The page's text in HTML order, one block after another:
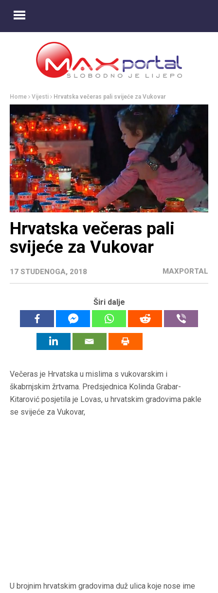
Home Vijesti Hrvatska večeras pali svijeće za Vukovar
Hrvatska večeras pali
svijeće za Vukovar
17 STUDENOGA, 2018 MAXPORTAL
Širi dalje
Večeras je Hrvatska u mislima s vukovarskim i
škabrnjskim žrtvama. Predsjednica Kolinda Grabar-
Kitarović posjetila je Lovas, u hrvatskim gradovima pakle
se svijeće za Vukovar,
U brojnim hrvatskim gradovima duž ulica koje nose ime